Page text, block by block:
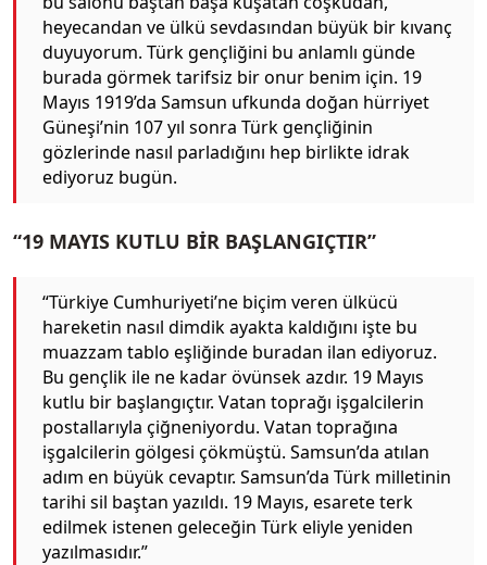
heyecandan ve ülkü sevdasından büyük bir kıvanç
duyuyorum. Türk gençliğini bu anlamlı günde
burada görmek tarifsiz bir onur benim için. 19
Mayıs 1919’da Samsun ufkunda doğan hürriyet
Güneşi’nin 107 yıl sonra Türk gençliğinin
gözlerinde nasıl parladığını hep birlikte idrak
ediyoruz bugün.
“19 MAYIS KUTLU BİR BAŞLANGIÇTIR”
“Türkiye Cumhuriyeti’ne biçim veren ülkücü
hareketin nasıl dimdik ayakta kaldığını işte bu
muazzam tablo eşliğinde buradan ilan ediyoruz.
Bu gençlik ile ne kadar övünsek azdır. 19 Mayıs
kutlu bir başlangıçtır. Vatan toprağı işgalcilerin
postallarıyla çiğneniyordu. Vatan toprağına
işgalcilerin gölgesi çökmüştü. Samsun’da atılan
adım en büyük cevaptır. Samsun’da Türk milletinin
tarihi sil baştan yazıldı. 19 Mayıs, esarete terk
edilmek istenen geleceğin Türk eliyle yeniden
yazılmasıdır.”